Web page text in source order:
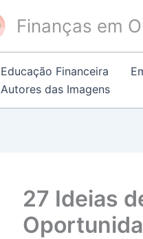
Finanças em
Educação Financeira
Autores das Imagens
27 Ideias